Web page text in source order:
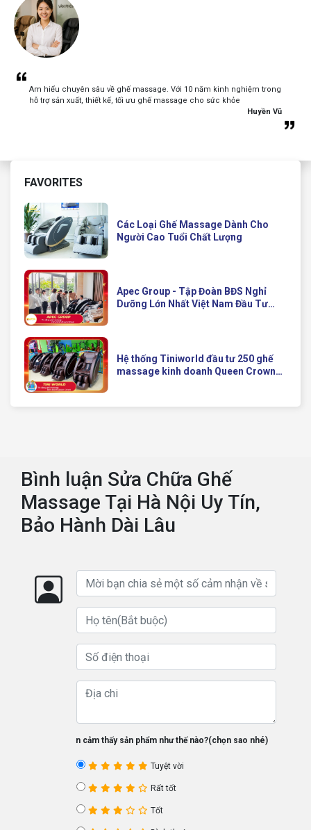
Am hiểu chuyên sâu về ghế massage. Với 10 năm kinh nghiệm trong
hỗ trợ sản xuất, thiết kế, tối ưu ghế massage cho sức khỏe
Huyền Vũ
FAVORITES
Các Loại Ghế Massage Dành Cho
Người Cao Tuổi Chất Lượng
Apec Group - Tập Đoàn BĐS Nghỉ
Dưỡng Lớn Nhất Việt Nam Đầu Tư
Hệ thống Tiniworld đầu tư 250 ghế
massage kinh doanh Queen Crown
Bình luận Sửa Chữa Ghế
Massage Tại Hà Nội Uy Tín,
Bảo Hành Dài Lâu
Bạn cảm thấy sản phẩm như thế nào?(chọn sao nhé)
Tuyệt vời
Rất tốt
Tốt